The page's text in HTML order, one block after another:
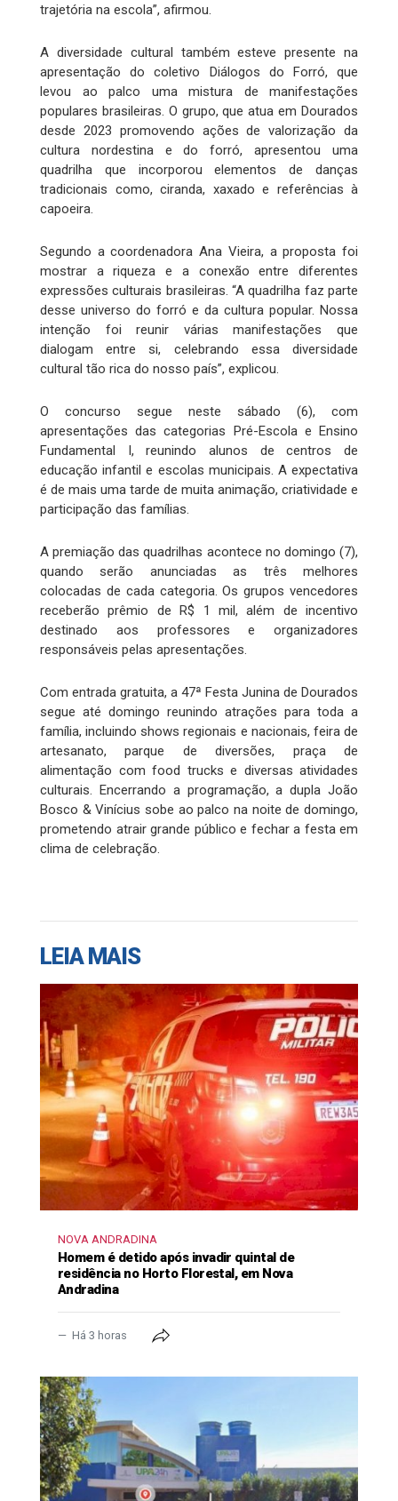
trajetória na escola”, afirmou.
A diversidade cultural também esteve presente na
apresentação do coletivo Diálogos do Forró, que
levou ao palco uma mistura de manifestações
populares brasileiras. O grupo, que atua em Dourados
desde 2023 promovendo ações de valorização da
cultura nordestina e do forró, apresentou uma
quadrilha que incorporou elementos de danças
tradicionais como, ciranda, xaxado e referências à
capoeira.
Segundo a coordenadora Ana Vieira, a proposta foi
mostrar a riqueza e a conexão entre diferentes
expressões culturais brasileiras. “A quadrilha faz parte
desse universo do forró e da cultura popular. Nossa
intenção foi reunir várias manifestações que
dialogam entre si, celebrando essa diversidade
cultural tão rica do nosso país”, explicou.
O concurso segue neste sábado (6), com
apresentações das categorias Pré-Escola e Ensino
Fundamental I, reunindo alunos de centros de
educação infantil e escolas municipais. A expectativa
é de mais uma tarde de muita animação, criatividade e
participação das famílias.
A premiação das quadrilhas acontece no domingo (7),
quando serão anunciadas as três melhores
colocadas de cada categoria. Os grupos vencedores
receberão prêmio de R$ 1 mil, além de incentivo
destinado aos professores e organizadores
responsáveis pelas apresentações.
Com entrada gratuita, a 47ª Festa Junina de Dourados
segue até domingo reunindo atrações para toda a
família, incluindo shows regionais e nacionais, feira de
artesanato, parque de diversões, praça de
alimentação com food trucks e diversas atividades
culturais. Encerrando a programação, a dupla João
Bosco & Vinícius sobe ao palco na noite de domingo,
prometendo atrair grande público e fechar a festa em
clima de celebração.
LEIA MAIS
NOVA ANDRADINA
Homem é detido após invadir quintal de
residência no Horto Florestal, em Nova
Andradina
Há 3 horas